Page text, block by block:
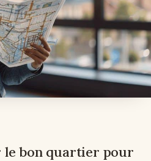
le bon quartier pour